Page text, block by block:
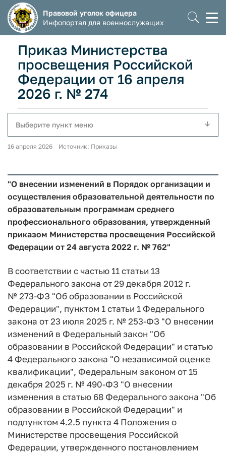
Правовой уголок офицера
Инфопортал для военнослужащих
Приказ Министерства
просвещения Российской
Федерации от 16 апреля
2026 г. № 274
Выберите пункт меню
16 апреля 2026 Источник: Приказы
"О внесении изменений в Порядок организации и
осуществления образовательной деятельности по
образовательным программам среднего
профессионального образования, утвержденный
приказом Министерства просвещения Российской
Федерации от 24 августа 2022 г. № 762"
В соответствии с частью 11 статьи 13
Федерального закона от 29 декабря 2012 г.
№ 273-ФЗ "Об образовании в Российской
Федерации", пунктом 1 статьи 1 Федерального
закона от 23 июля 2025 г. № 253-ФЗ "О внесении
изменений в Федеральный закон "Об
образовании в Российской Федерации" и статью
4 Федерального закона "О независимой оценке
квалификации", Федеральным законом от 15
декабря 2025 г. № 490-ФЗ "О внесении
изменения в статью 68 Федерального закона "Об
образовании в Российской Федерации" и
подпунктом 4.2.5 пункта 4 Положения о
Министерстве просвещения Российской
Федерации, утвержденного постановлением